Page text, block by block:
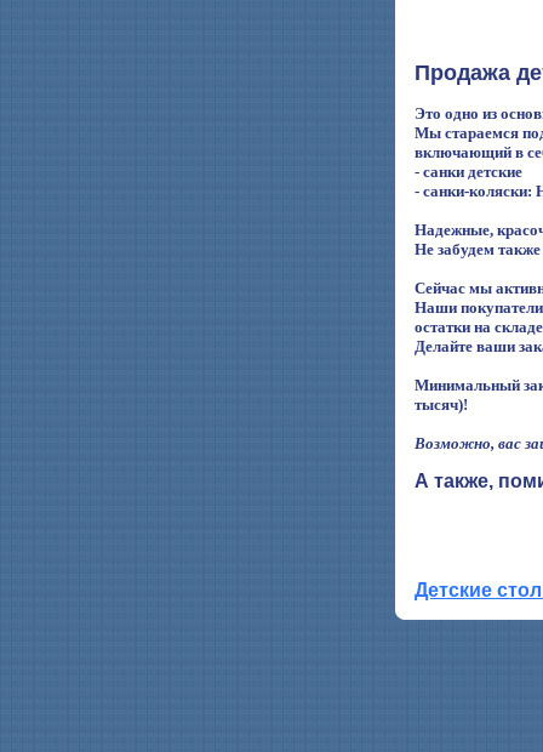
Продажа
Это одно из
Мы стараемся
включающий в
- санки детские
- санки-коляски:
Надежные,
Не забудем
Сейчас мы
Наши покупатели
остатки на
Делайте ваши
Минимальный
тысяч)!
Возможно, вас
А также,
Детские